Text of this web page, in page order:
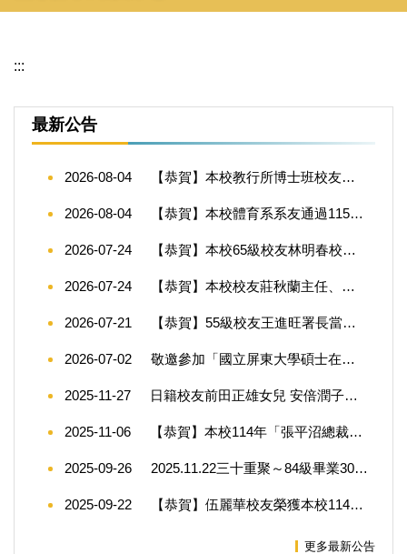
:::
最新公告
2026-08-04 【恭賀】本校教行所博士班校友趙錫清校長榮獲2026年第14屆星雲教育獎
2026-08-04 【恭賀】本校體育系系友通過115年度教師甄試
2026-07-24 【恭賀】本校65級校友林明春校長榮獲教育部115年教育奉獻獎殊榮！
2026-07-24 【恭賀】本校校友莊秋蘭主任、周昆佑主任、林心怡專任輔導員、江慧專老師榮獲教育部115年師鐸獎殊榮
2026-07-21 【恭賀】55級校友王進旺署長當選屏東大學校友總會第七屆理事長~
2026-07-02 敬邀參加「國立屏東大學碩士在職專班校友會」會員大會
2025-11-27 日籍校友前田正雄女兒 安倍潤子女士拜會陳校長 台日情誼深厚
2025-11-06 【恭賀】本校114年「張平沼總裁暨陳淑珠董事長伉儷獎助學金」獲獎名單
2025-09-26 2025.11.22三十重聚～84級畢業30週年校友返校
2025-09-22 【恭賀】伍麗華校友榮獲本校114年度校友終身貢獻獎
更多最新公告